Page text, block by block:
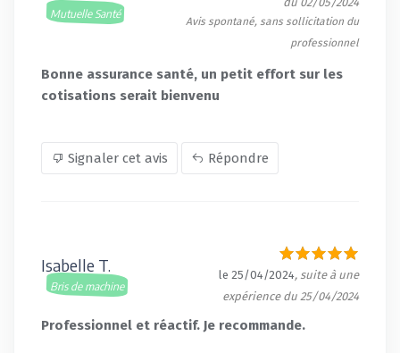
Mutuelle Santé
Avis spontané, sans sollicitation du
professionnel
Bonne assurance santé, un petit effort sur les
cotisations serait bienvenu
Signaler cet avis Répondre
Isabelle T.
Bris de machine
le 25/04/2024, suite à une
expérience du 25/04/2024
Professionnel et réactif. Je recommande.